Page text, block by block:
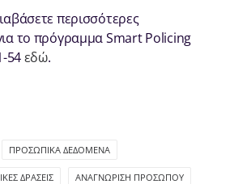
περισσότερες
το πρόγραμμα Smart Policing
54εδώ.
ΠΡΟΣΩΠΙΚΆ ΔΕΔΟΜΈΝΑ
ΔΡΆΣΕΙΣ ΑΝΑΓΝΏΡΙΣΗ ΠΡΟΣΏΠΟΥ